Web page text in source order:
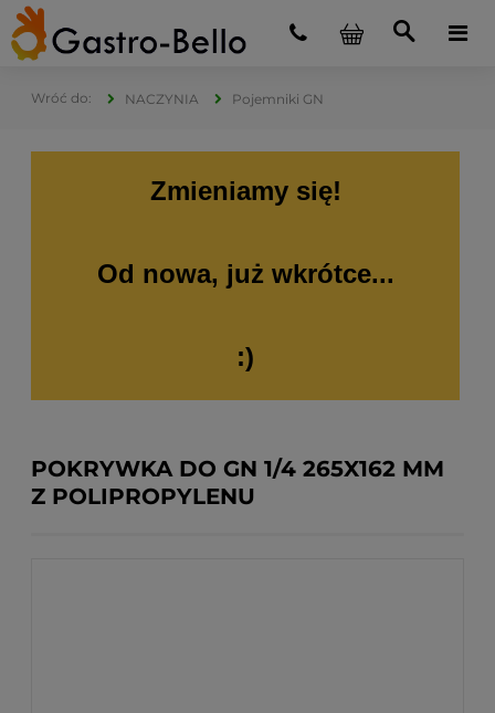
NACZYNIA Pojemniki GN
Zmieniamy się!
Od nowa, już wkrótce...
:)
POKRYWKA DO GN 1/4 265X162 MM
Z POLIPROPYLENU